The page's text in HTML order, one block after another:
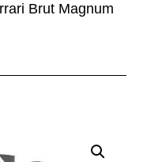
Brut Magnum